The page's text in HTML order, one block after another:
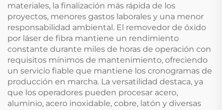
materiales, la finalización más rápida de los
proyectos, menores gastos laborales y una menor
responsabilidad ambiental. El removedor de óxido
por láser de fibra mantiene un rendimiento
constante durante miles de horas de operación con
requisitos mínimos de mantenimiento, ofreciendo
un servicio fiable que mantiene los cronogramas de
producción en marcha. La versatilidad destaca, ya
que los operadores pueden procesar acero,
aluminio, acero inoxidable, cobre, latón y diversas